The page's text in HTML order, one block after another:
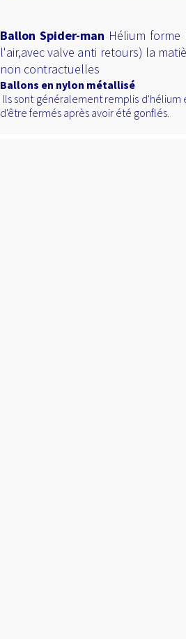
Ballon Spider-man Hélium
l'air,avec valve anti retours) la
non contractuelles
Ballons en nylon métallisé
Ils sont généralement remplis d'hélium
d'être fermés après avoir été gonflés.